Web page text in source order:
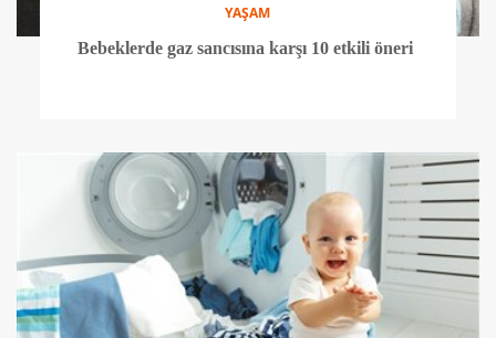
YAŞAM
Bebeklerde gaz sancısına karşı 10 etkili öneri